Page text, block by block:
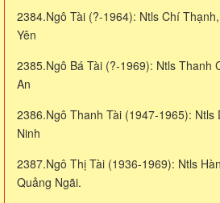
2384.Ngô Tài (?-1964): Ntls Chí
Yên
2385.Ngô Bá Tài (?-1969): Ntls Thanh
An
2386.Ngô Thanh Tài (1947-1965): Ntls
Ninh
2387.Ngô Thị Tài (1936-1969): Ntls
Quảng Ngãi.